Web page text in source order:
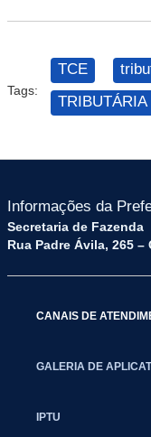
Tags:
TCE
TRIBUTÁRIA
Informações da
Secretaria de Fazenda
Rua Padre Ávila, 265
CANAIS DE
GALERIA DE
IPTU